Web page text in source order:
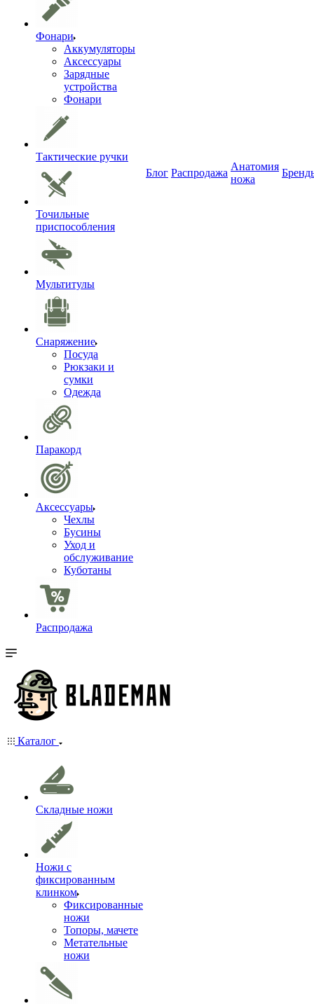
Фонари
Аккумуляторы
Аксессуары
Зарядные
устройства
Фонари
Тактические ручки
Точильные
приспособления
Мультитулы
Снаряжение
Посуда
Рюкзаки и
сумки
Одежда
Паракорд
Аксессуары
Чехлы
Бусины
Уход и
обслуживание
Куботаны
Распродажа
Блог Распродажа
Анатомия
ножа
Каталог
Складные ножи
Ножи с
фиксированным
клинком
Фиксированные
ножи
Топоры, мачете
Метательные
ножи